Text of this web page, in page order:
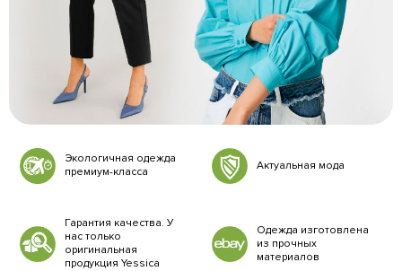
Экологичная одежда
премиум-класса
Актуальная мода
Гарантия качества. У
нас только
оригинальная
продукция Yessica
Одежда изготовлена
из прочных
материалов